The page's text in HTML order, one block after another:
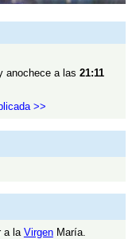
anochece a las 21:11
>>
a la VirgenMaría.